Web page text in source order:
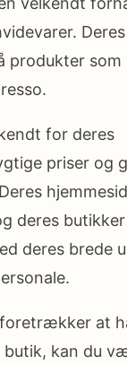
produkter som
for deres
priser og
deres
deres brede
at
butik, kan du